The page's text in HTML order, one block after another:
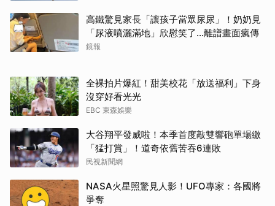
高鐵驚見家長「讓孩子當眾尿尿」！奶奶見
「尿液噴灑滿地」欣慰笑了…離譜畫面瘋傳
鏡報
全裸拍片爆紅！甜美校花「放送福利」下身
沒穿好看光光
EBC 東森娛樂
大谷翔平發威啦！本季首度敲雙響砲單場繳
「猛打賞」！道奇依舊苦吞6連敗
民視新聞網
NASA火星照驚見人影！UFO專家：各國將
爭奪